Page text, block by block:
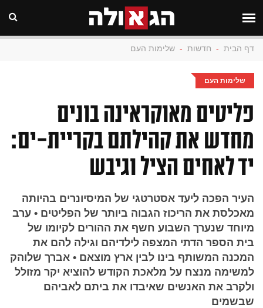
דף הבית - חדשות - שלימות העם
שלימות העם
פליטים מאוקראינה בונים
מחדש את קהילתם בקריית-ים:
יד לאחים הציל וגיבש
העיר הפכה ליעד אסטרטגי של המיסיונרים בהיותה
מאכלסת את הריכוז הגבוה ביותר של הפליטים • ערב
מיוחד שנערך השבוע חשף את ההורים לקיומו של
בית הספר הדתי המצפה לילדיהם וגילה להם את
המכנה המשותף בינו לבין ארץ מוצאם • אברך שלוהק
למשימה מנצח על מלאכת הקודש להוציא יקר מזולל
ולקרב את האנשים שאיבדו את ביתם לאביהם
שבשמים